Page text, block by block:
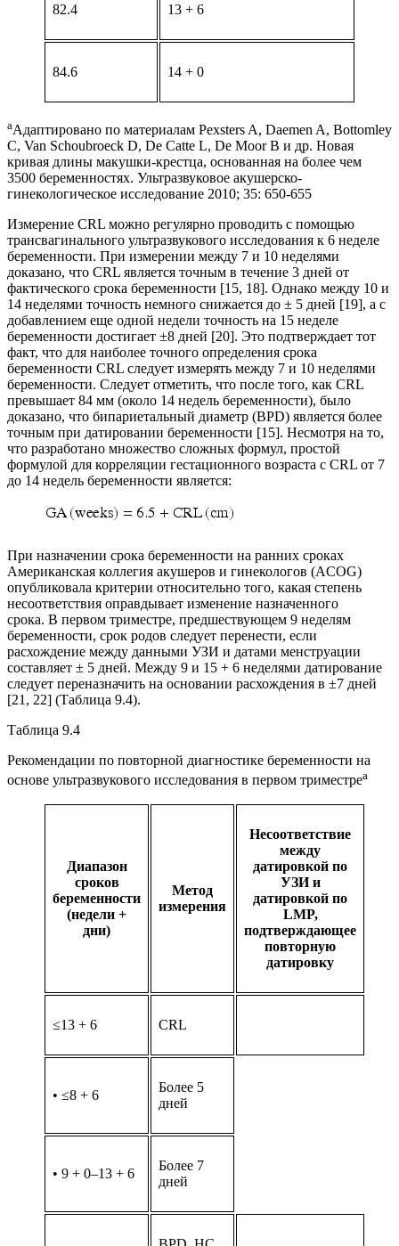
82.4 13 + 6
84.6 14 + 0
aАдаптировано по материалам Pexsters A, Daemen A, Bottomley
C, Van Schoubroeck D, De Catte L, De Moor B и др. Новая
кривая длины макушки-крестца, основанная на более чем
3500 беременностях. Ультразвуковое акушерско-
гинекологическое исследование 2010; 35: 650-655
Измерение CRL можно регулярно проводить с помощью
трансвагинального ультразвукового исследования к 6 неделе
беременности. При измерении между 7 и 10 неделями
доказано, что CRL является точным в течение 3 дней от
фактического срока беременности [15, 18]. Однако между 10 и
14 неделями точность немного снижается до ± 5 дней [19], а с
добавлением еще одной недели точность на 15 неделе
беременности достигает ±8 дней [20]. Это подтверждает тот
факт, что для наиболее точного определения срока
беременности CRL следует измерять между 7 и 10 неделями
беременности. Следует отметить, что после того, как CRL
превышает 84 мм (около 14 недель беременности), было
доказано, что бипариетальный диаметр (BPD) является более
точным при датировании беременности [15]. Несмотря на то,
что разработано множество сложных формул, простой
формулой для корреляции гестационного возраста с CRL от 7
до 14 недель беременности является:
При назначении срока беременности на ранних сроках
Американская коллегия акушеров и гинекологов (ACOG)
опубликовала критерии относительно того, какая степень
несоответствия оправдывает изменение назначенного
срока. В первом триместре, предшествующем 9 неделям
беременности, срок родов следует перенести, если
расхождение между данными УЗИ и датами менструации
составляет ± 5 дней. Между 9 и 15 + 6 неделями датирование
следует переназначить на основании расхождения в ±7 дней
[21, 22] (Таблица 9.4).
Таблица 9.4
Рекомендации по повторной диагностике беременности на
основе ультразвукового исследования в первом триместреa
Диапазон
сроков
беременности
(недели +
дни)
Метод
измерения
Несоответствие
между
датировкой по
УЗИ и
датировкой по
LMP,
подтверждающее
повторную
датировку
≤13 + 6 CRL
• ≤8 + 6
Более 5
дней
• 9 + 0–13 + 6
Более 7
дней